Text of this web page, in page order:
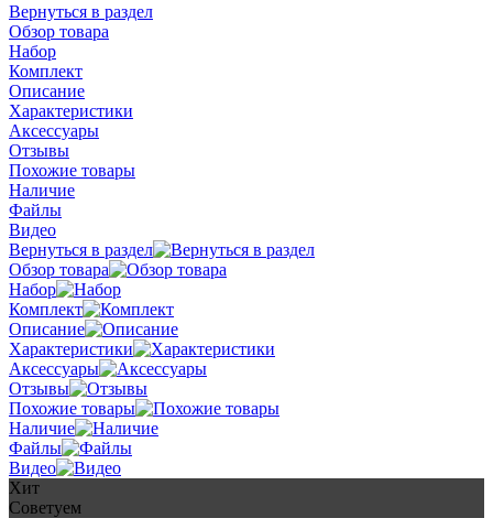
Вернуться в раздел
Обзор товара
Набор
Комплект
Описание
Характеристики
Аксессуары
Отзывы
Похожие товары
Наличие
Файлы
Видео
Вернуться в раздел
Обзор товара
Набор
Комплект
Описание
Характеристики
Аксессуары
Отзывы
Похожие товары
Наличие
Файлы
Видео
Хит
Советуем